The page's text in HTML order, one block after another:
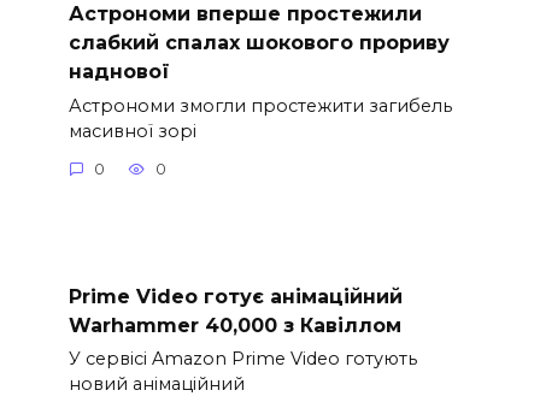
Астрономи вперше простежили
слабкий спалах шокового прориву
наднової
Астрономи змогли простежити загибель
масивної зорі
0 0
Prime Video готує анімаційний
Warhammer 40,000 з Кавіллом
У сервісі Amazon Prime Video готують
новий анімаційний